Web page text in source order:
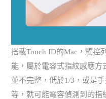
搭載Touch ID的Mac，觸控
能，屬於電容式指紋感應
並不完整，低於1/3，或是
等，就可能電容偵測到的指